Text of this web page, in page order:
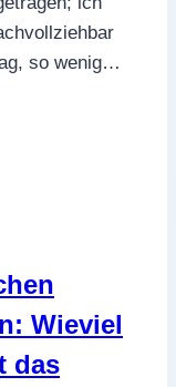
so wenig…
Wieviel
das